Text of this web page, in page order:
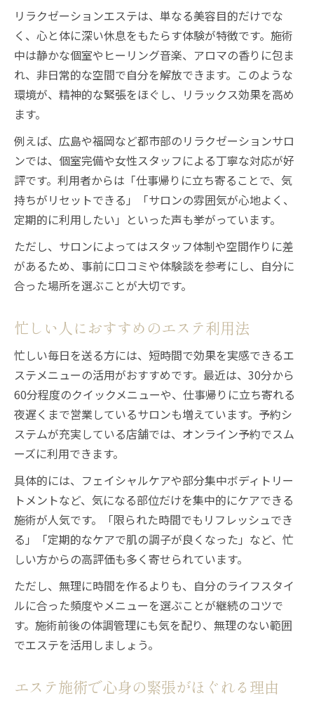
リラクゼーションエステは、単なる美容目的だけでな
く、心と体に深い休息をもたらす体験が特徴です。施術
中は静かな個室やヒーリング音楽、アロマの香りに包ま
れ、非日常的な空間で自分を解放できます。このような
環境が、精神的な緊張をほぐし、リラックス効果を高め
ます。
例えば、広島や福岡など都市部のリラクゼーションサロ
ンでは、個室完備や女性スタッフによる丁寧な対応が好
評です。利用者からは「仕事帰りに立ち寄ることで、気
持ちがリセットできる」「サロンの雰囲気が心地よく、
定期的に利用したい」といった声も挙がっています。
ただし、サロンによってはスタッフ体制や空間作りに差
があるため、事前に口コミや体験談を参考にし、自分に
合った場所を選ぶことが大切です。
忙しい人におすすめのエステ利用法
忙しい毎日を送る方には、短時間で効果を実感できるエ
ステメニューの活用がおすすめです。最近は、30分から
60分程度のクイックメニューや、仕事帰りに立ち寄れる
夜遅くまで営業しているサロンも増えています。予約シ
ステムが充実している店舗では、オンライン予約でスム
ーズに利用できます。
具体的には、フェイシャルケアや部分集中ボディトリー
トメントなど、気になる部位だけを集中的にケアできる
施術が人気です。「限られた時間でもリフレッシュでき
る」「定期的なケアで肌の調子が良くなった」など、忙
しい方からの高評価も多く寄せられています。
ただし、無理に時間を作るよりも、自分のライフスタイ
ルに合った頻度やメニューを選ぶことが継続のコツで
す。施術前後の体調管理にも気を配り、無理のない範囲
でエステを活用しましょう。
エステ施術で心身の緊張がほぐれる理由